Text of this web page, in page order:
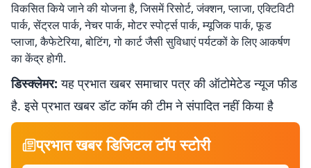
विकसित किये जाने की योजना है, जिसमें रिसोर्ट, जंक्शन, प्लाजा, एक्टिविटी
पार्क, सेंट्रल पार्क, नेचर पार्क, मोटर स्पोर्ट्स पार्क, म्यूजिक पार्क, फूड
प्लाजा, कैफेटेरिया, बोटिंग, गो कार्ट जैसी सुविधाएं पर्यटकों के लिए आकर्षण
का केंद्र होगी.
डिस्क्लेमर: यह प्रभात खबर समाचार पत्र की ऑटोमेटेड न्यूज फीड
है. इसे प्रभात खबर डॉट कॉम की टीम ने संपादित नहीं किया है
प्रभात खबर डिजिटल टॉप स्टोरी